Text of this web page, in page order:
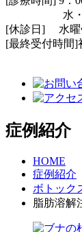
水・土 8
[休診日] 水曜
[最終受付時間
予約受
症例紹介
HOME
症例紹介
ボトック
脂肪溶解